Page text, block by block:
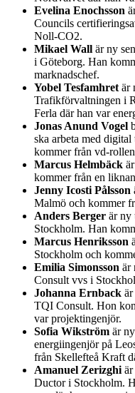
Evelina Enochsson
Councils
Noll-CO2.
Mikael Wall är ny
i Göteborg. Han
marknadschef.
Yobel Tesfamhret är
Trafikförvaltningen i
Ferla där han var
Jonas Anund Vogel
ska arbeta med
kommer från vd-
Marcus Helmbäck
kommer från en
Jenny Icosti Pålsson
Malmö och kommer
Anders Berger är ny
Stockholm. Han
Marcus Henriksson
Stockholm och
Emilia Simonsson är
Consult vvs i
Johanna Ernback
TQI Consult. Hon
var projektingenjör.
Sofia Wikström är
energiingenjör på
från Skellefteå Kraft
Amanuel Zerizghi
Ductor i Stockholm.